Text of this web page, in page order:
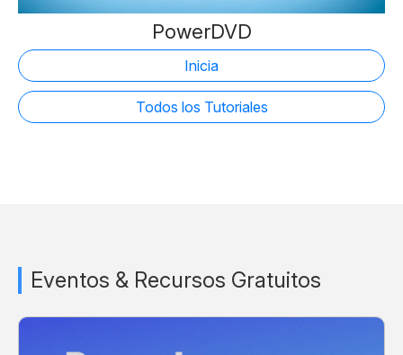
PowerDVD
Inicia
Todos los Tutoriales
Eventos & Recursos Gratuitos